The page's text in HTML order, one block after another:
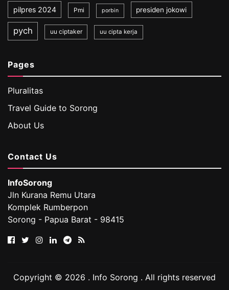
pilpres 2024 Pmi porbin presiden jokowi
pych uu ciptaker uu cipta kerja
Pages
Pluralitas
Travel Guide to Sorong
About Us
Contact Us
InfoSorong
Jln Kurana Remu Utara
Komplek Rumberpon
Sorong - Papua Barat - 98415
Copyright © 2026 . Info Sorong . All rights reserved